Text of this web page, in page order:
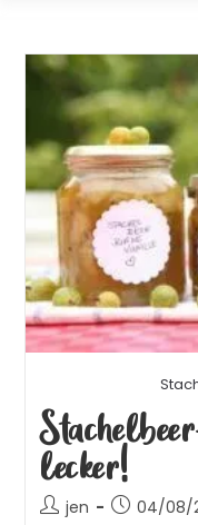
lecker!
jen
04/08/